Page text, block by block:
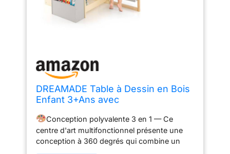
DREAMADE Table à Dessin en Bois
Enfant 3+Ans avec
Double Face avec Table
d’Art&Bibliothèque&Porte-Rouleau
de Papier&Marqueur (Gris, avec
Conception polyvalente 3 en 1 — Ce
centre d'art multifonctionnel présente une
conception à 360 degrés qui combine un